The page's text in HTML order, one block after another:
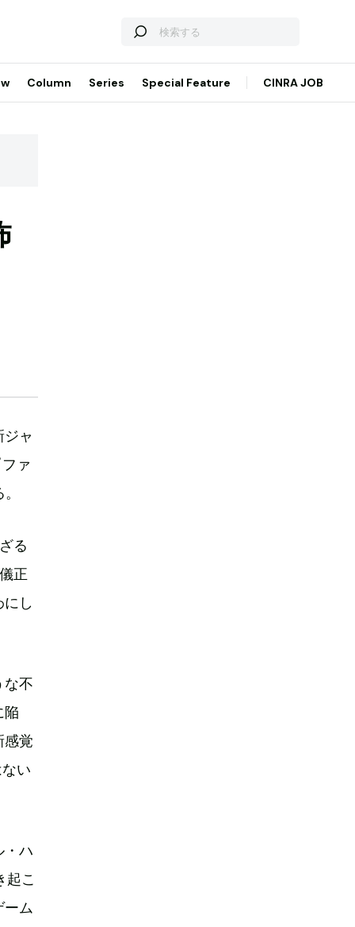
Column Series Special Feature CINRA JOB
ャ
ァ
る
正
し
な不
陥
感覚
い
・ハ
起こ
ーム